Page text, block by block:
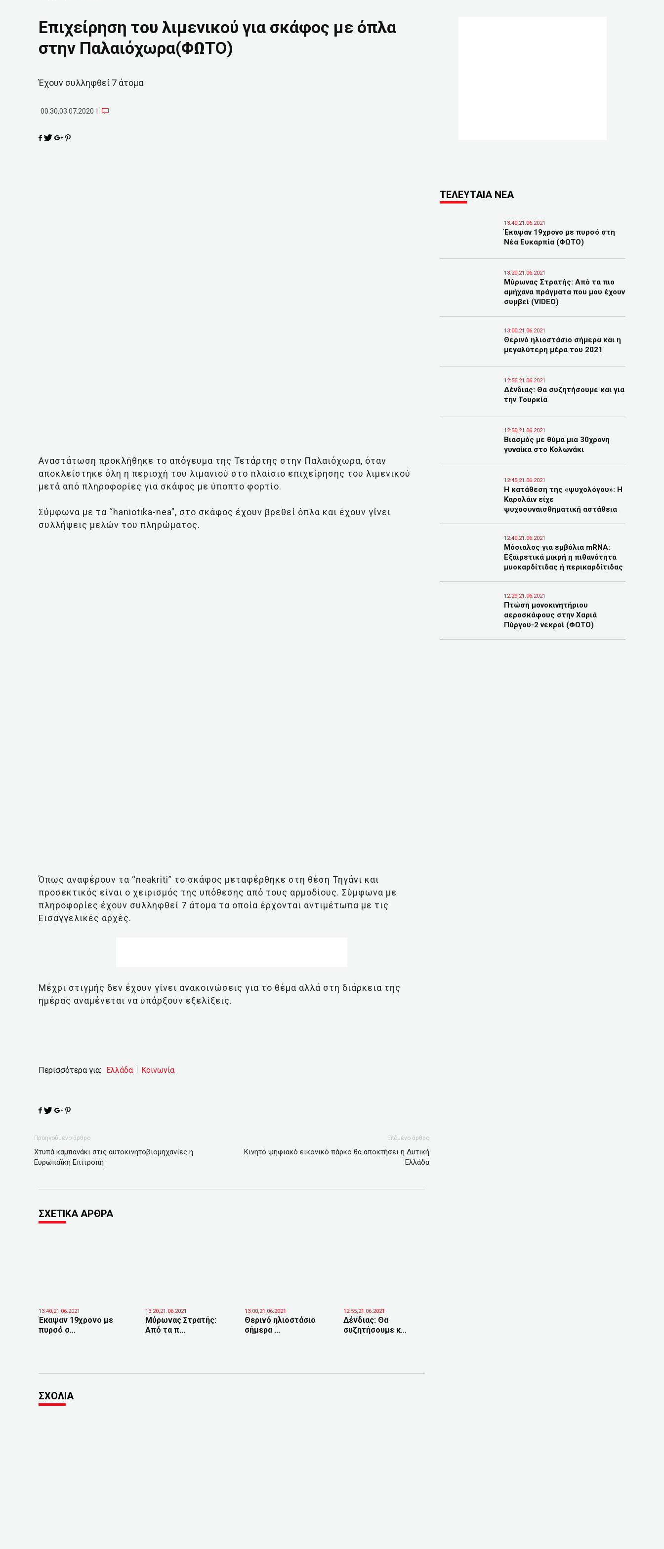
Επιχείρηση του λιμενικού για σκάφος με όπλα
στην Παλαιόχωρα(ΦΩΤΟ)
Έχουν συλληφθεί 7 άτομα
00:30,03.07.2020
Αναστάτωση προκλήθηκε το απόγευμα της Τετάρτης στην Παλαιόχωρα, όταν
αποκλείστηκε όλη η περιοχή του λιμανιού στο πλαίσιο επιχείρησης του λιμενικού
μετά από πληροφορίες για σκάφος με ύποπτο φορτίο.
Σύμφωνα με τα “haniotika-nea”, στο σκάφος έχουν βρεθεί όπλα και έχουν γίνει
συλλήψεις μελών του πληρώματος.
Όπως αναφέρουν τα “neakriti” το σκάφος μεταφέρθηκε στη θέση Τηγάνι και
προσεκτικός είναι ο χειρισμός της υπόθεσης από τους αρμοδίους. Σύμφωνα με
πληροφορίες έχουν συλληφθεί 7 άτομα τα οποία έρχονται αντιμέτωπα με τις
Εισαγγελικές αρχές.
Μέχρι στιγμής δεν έχουν γίνει ανακοινώσεις για το θέμα αλλά στη διάρκεια της
ημέρας αναμένεται να υπάρξουν εξελίξεις.
Περισσότερα για: Ελλάδα Κοινωνία
Προηγούμενο άρθρο
Χτυπά καμπανάκι στις αυτοκινητοβιομηχανίες η
Ευρωπαϊκή Επιτροπή
Επόμενο άρθρο
Kινητό ψηφιακό εικονικό πάρκο θα αποκτήσει η Δυτική
Ελλάδα
ΣΧΕΤΙΚΑ ΑΡΘΡΑ
13:40,21.06.2021
Έκαψαν 19χρονο με
πυρσό σ...
13:20,21.06.2021
Μύρωνας Στρατής:
Από τα π...
13:00,21.06.2021
Θερινό ηλιοστάσιο
σήμερα ...
12:55,21.06.2021
Δένδιας: Θα
συζητήσουμε κ...
ΣΧΟΛΙΑ
ΤΕΛΕΥΤΑΙΑ ΝΕΑ
13:40,21.06.2021
Έκαψαν 19χρονο με πυρσό στη
Νέα Ευκαρπία (ΦΩΤΟ)
13:20,21.06.2021
Μύρωνας Στρατής: Από τα πιο
αμήχανα πράγματα που μου έχουν
συμβεί (VIDEO)
13:00,21.06.2021
Θερινό ηλιοστάσιο σήμερα και η
μεγαλύτερη μέρα του 2021
12:55,21.06.2021
Δένδιας: Θα συζητήσουμε και για
την Τουρκία
12:50,21.06.2021
Βιασμός με θύμα μια 30χρονη
γυναίκα στο Κολωνάκι
12:45,21.06.2021
Η κατάθεση της «ψυχολόγου»: Η
Καρολάιν είχε
ψυχοσυναισθηματική αστάθεια
12:40,21.06.2021
Μόσιαλος για εμβόλια mRNA:
Εξαιρετικά μικρή η πιθανότητα
μυοκαρδίτιδας ή περικαρδίτιδας
12:29,21.06.2021
Πτώση μονοκινητήριου
αεροσκάφους στην Χαριά
Πύργου-2 νεκροί (ΦΩΤΟ)